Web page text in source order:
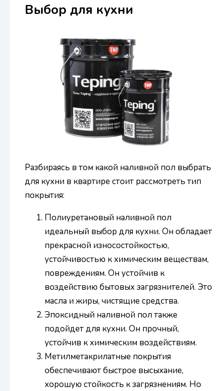
Выбор для кухни
Разбираясь в том какой наливной пол выбрать
для кухни в квартире стоит рассмотреть тип
покрытия:
Полиуретановый наливной пол
идеальный выбор для кухни. Он обладает
прекрасной износостойкостью,
устойчивостью к химическим веществам,
повреждениям. Он устойчив к
воздействию бытовых загрязнителей. Это
масла и жиры, чистящие средства.
Эпоксидный наливной пол также
подойдет для кухни. Он прочный,
устойчив к химическим воздействиям.
Метилметакрилатные покрытия
обеспечивают быстрое высыхание,
хорошую стойкость к загрязнениям. Но